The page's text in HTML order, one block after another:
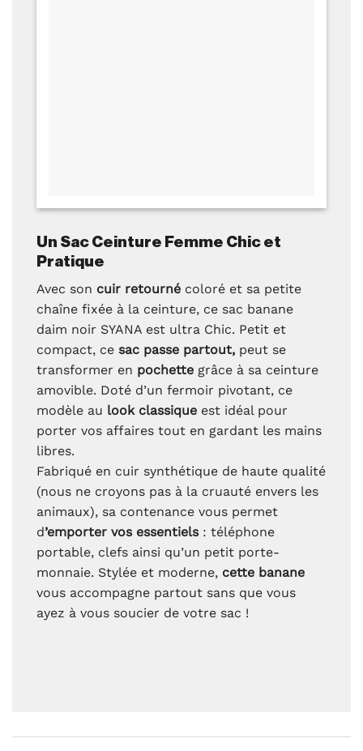
Un Sac Ceinture Femme Chic et
Pratique
Avec son cuir retourné coloré et sa petite
chaîne fixée à la ceinture, ce sac banane
daim noir SYANA est ultra Chic. Petit et
compact, ce sac passe partout, peut se
transformer en pochette grâce à sa ceinture
amovible. Doté d’un fermoir pivotant, ce
modèle au look classique est idéal pour
porter vos affaires tout en gardant les mains
libres.
Fabriqué en cuir synthétique de haute qualité
(nous ne croyons pas à la cruauté envers les
animaux), sa contenance vous permet
d’emporter vos essentiels: téléphone
portable, clefs ainsi qu’un petit porte-
monnaie. Stylée et moderne, cette banane
vous accompagne partout sans que vous
ayez à vous soucier de votre sac !